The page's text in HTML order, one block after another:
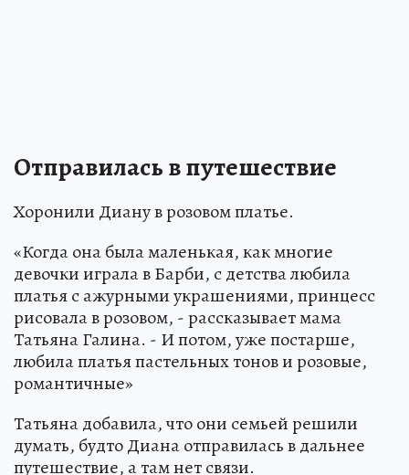
Отправилась в путешествие
Хоронили Диану в розовом платье.
«Когда она была маленькая, как многие
девочки играла в Барби, с детства любила
платья с ажурными украшениями, принцесс
рисовала в розовом, - рассказывает мама
Татьяна Галина. - И потом, уже постарше,
любила платья пастельных тонов и розовые,
романтичные»
Татьяна добавила, что они семьей решили
думать, будто Диана отправилась в дальнее
путешествие, а там нет связи.